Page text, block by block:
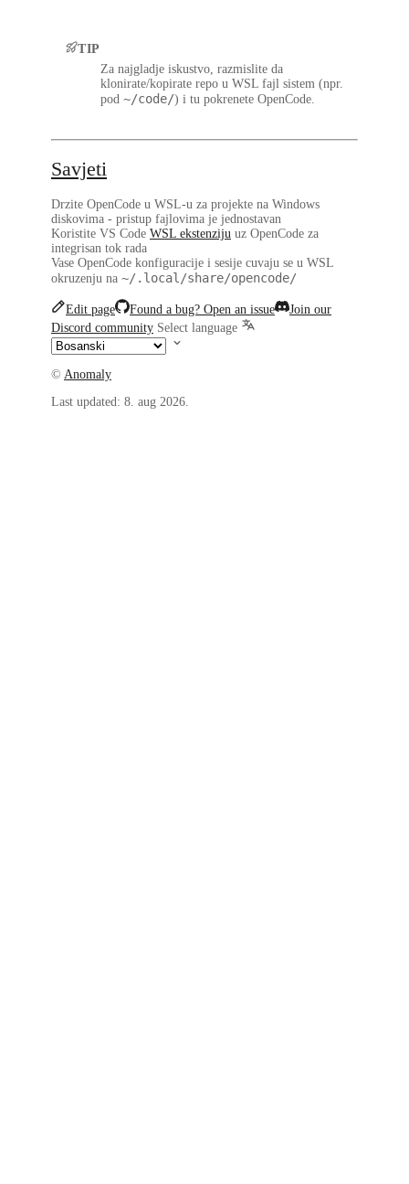
TIP
Za najgladje iskustvo, razmislite da
klonirate/kopirate repo u WSL fajl sistem (npr.
pod ~/code/) i tu pokrenete OpenCode.
Savjeti
Drzite OpenCode u WSL-u za projekte na Windows
diskovima - pristup fajlovima je jednostavan
Koristite VS Code WSL ekstenziju uz OpenCode za
integrisan tok rada
Vase OpenCode konfiguracije i sesije cuvaju se u WSL
okruzenju na ~/.local/share/opencode/
Edit page Found a bug? Open an issue
Join our
Discord community Select language
© Anomaly
Last updated: 8. aug 2026.